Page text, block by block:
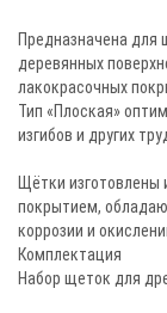
Предназначена для
деревянных
лакокрасочных
Тип «Плоская»
изгибов и других
Щётки изготовлены
покрытием,
коррозии и
Комплектация
Набор щеток для